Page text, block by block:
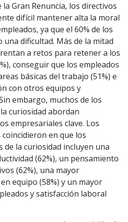
Gran Renuncia, los directivos
difícil mantener alta la moral
ya que el 60% de los
dificultad. Más de la mitad
a retos para retener a los
conseguir que los empleados
básicas del trabajo (51%) e
con otros equipos y
embargo, muchos de los
curiosidad abordan
empresariales clave. Los
en que los
de la curiosidad incluyen una
(62%), un pensamiento
(62%), una mayor
equipo (58%) y un mayor
y satisfacción laboral